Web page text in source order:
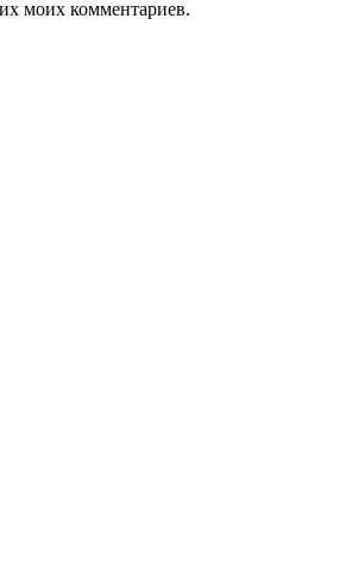
моих комментариев.